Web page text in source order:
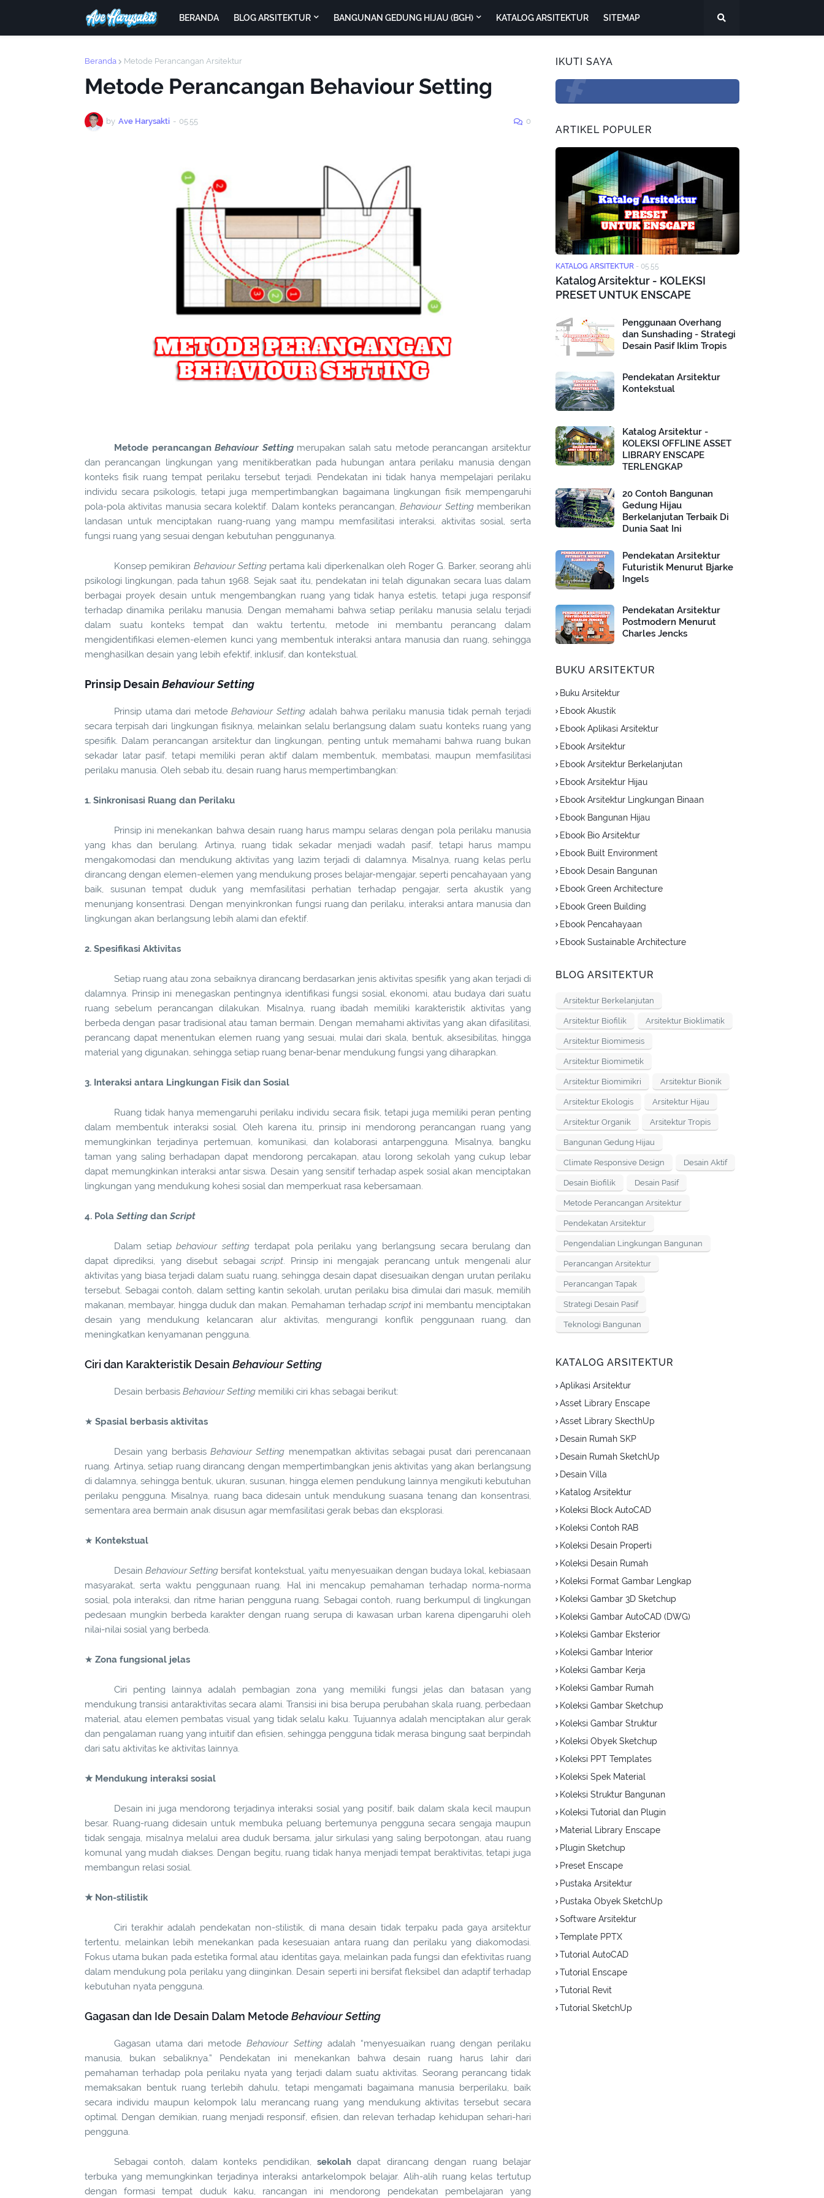
BERANDA BLOG ARSITEKTUR BANGUNAN GEDUNG HIJAU (BGH) KATALOG ARSITEKTUR SITEMAP
Beranda Metode Perancangan Arsitektur
Metode Perancangan Behaviour Setting
by Ave Harysakti - 05.55 0
Metode perancanganBehaviour Settingmerupakan salah satu metode perancangan arsitektur
dan perancangan lingkungan yang menitikberatkan pada hubungan antara perilaku manusia dengan
konteks fisik ruang tempat perilaku tersebut terjadi. Pendekatan ini tidak hanya mempelajari perilaku
individu secara psikologis, tetapi juga mempertimbangkan bagaimana lingkungan fisik mempengaruhi
pola-pola aktivitas manusia secara kolektif. Dalam konteks perancangan,Behaviour Settingmemberikan
landasan untuk menciptakan ruang-ruang yang mampu memfasilitasi interaksi, aktivitas sosial, serta
fungsi ruang yang sesuai dengan kebutuhan penggunanya.
Konsep pemikiran Behaviour Settingpertama kali diperkenalkan oleh Roger G. Barker, seorang ahli
psikologi lingkungan, pada tahun 1968. Sejak saat itu, pendekatan ini telah digunakan secara luas dalam
berbagai proyek desain untuk mengembangkan ruang yang tidak hanya estetis, tetapi juga responsif
terhadap dinamika perilaku manusia. Dengan memahami bahwa setiap perilaku manusia selalu terjadi
dalam suatu konteks tempat dan waktu tertentu, metode ini membantu perancang dalam
mengidentifikasi elemen-elemen kunci yang membentuk interaksi antara manusia dan ruang, sehingga
menghasilkan desain yang lebih efektif, inklusif, dan kontekstual.
Prinsip Desain Behaviour Setting
Prinsip utama dari metodeBehaviour Settingadalah bahwa perilaku manusia tidak pernah terjadi
secara terpisah dari lingkungan fisiknya, melainkan selalu berlangsung dalam suatu konteks ruang yang
spesifik. Dalam perancangan arsitektur dan lingkungan, penting untuk memahami bahwa ruang bukan
sekadar latar pasif, tetapi memiliki peran aktif dalam membentuk, membatasi, maupun memfasilitasi
perilaku manusia. Oleh sebab itu, desain ruang harus mempertimbangkan:
1. Sinkronisasi Ruang dan Perilaku
Prinsip ini menekankan bahwa desain ruang harus mampu selaras dengan pola perilaku manusia
yang khas dan berulang. Artinya, ruang tidak sekadar menjadi wadah pasif, tetapi harus mampu
mengakomodasi dan mendukung aktivitas yang lazim terjadi di dalamnya. Misalnya, ruang kelas perlu
dirancang dengan elemen-elemen yang mendukung proses belajar-mengajar, seperti pencahayaan yang
baik, susunan tempat duduk yang memfasilitasi perhatian terhadap pengajar, serta akustik yang
menunjang konsentrasi. Dengan menyinkronkan fungsi ruang dan perilaku, interaksi antara manusia dan
lingkungan akan berlangsung lebih alami dan efektif.
2. Spesifikasi Aktivitas
Setiap ruang atau zona sebaiknya dirancang berdasarkan jenis aktivitas spesifik yang akan terjadi di
dalamnya. Prinsip ini menegaskan pentingnya identifikasi fungsi sosial, ekonomi, atau budaya dari suatu
ruang sebelum perancangan dilakukan. Misalnya, ruang ibadah memiliki karakteristik aktivitas yang
berbeda dengan pasar tradisional atau taman bermain. Dengan memahami aktivitas yang akan difasilitasi,
perancang dapat menentukan elemen ruang yang sesuai, mulai dari skala, bentuk, aksesibilitas, hingga
material yang digunakan, sehingga setiap ruang benar-benar mendukung fungsi yang diharapkan.
3. Interaksi antara Lingkungan Fisik dan Sosial
Ruang tidak hanya memengaruhi perilaku individu secara fisik, tetapi juga memiliki peran penting
dalam membentuk interaksi sosial. Oleh karena itu, prinsip ini mendorong perancangan ruang yang
memungkinkan terjadinya pertemuan, komunikasi, dan kolaborasi antarpengguna. Misalnya, bangku
taman yang saling berhadapan dapat mendorong percakapan, atau lorong sekolah yang cukup lebar
dapat memungkinkan interaksi antar siswa. Desain yang sensitif terhadap aspek sosial akan menciptakan
lingkungan yang mendukung kohesi sosial dan memperkuat rasa kebersamaan.
4. Pola Setting dan Script
Dalam setiapbehaviour setting terdapat pola perilaku yang berlangsung secara berulang dan
dapat diprediksi, yang disebut sebagaiscript. Prinsip ini mengajak perancang untuk mengenali alur
aktivitas yang biasa terjadi dalam suatu ruang, sehingga desain dapat disesuaikan dengan urutan perilaku
tersebut. Sebagai contoh, dalam setting kantin sekolah, urutan perilaku bisa dimulai dari masuk, memilih
makanan, membayar, hingga duduk dan makan. Pemahaman terhadap scriptini membantu menciptakan
desain yang mendukung kelancaran alur aktivitas, mengurangi konflik penggunaan ruang, dan
meningkatkan kenyamanan pengguna.
Ciri dan Karakteristik Desain Behaviour Setting
Desain berbasis Behaviour Setting memiliki ciri khas sebagai berikut:
★ Spasial berbasis aktivitas
Desain yang berbasis Behaviour Setting menempatkan aktivitas sebagai pusat dari perencanaan
ruang. Artinya, setiap ruang dirancang dengan mempertimbangkan jenis aktivitas yang akan berlangsung
di dalamnya, sehingga bentuk, ukuran, susunan, hingga elemen pendukung lainnya mengikuti kebutuhan
perilaku pengguna. Misalnya, ruang baca didesain untuk mendukung suasana tenang dan konsentrasi,
sementara area bermain anak disusun agar memfasilitasi gerak bebas dan eksplorasi.
★ Kontekstual
Desain Behaviour Setting bersifat kontekstual, yaitu menyesuaikan dengan budaya lokal, kebiasaan
masyarakat, serta waktu penggunaan ruang. Hal ini mencakup pemahaman terhadap norma-norma
sosial, pola interaksi, dan ritme harian pengguna ruang. Sebagai contoh, ruang berkumpul di lingkungan
pedesaan mungkin berbeda karakter dengan ruang serupa di kawasan urban karena dipengaruhi oleh
nilai-nilai sosial yang berbeda.
★ Zona fungsional jelas
Ciri penting lainnya adalah pembagian zona yang memiliki fungsi jelas dan batasan yang
mendukung transisi antaraktivitas secara alami. Transisi ini bisa berupa perubahan skala ruang, perbedaan
material, atau elemen pembatas visual yang tidak selalu kaku. Tujuannya adalah menciptakan alur gerak
dan pengalaman ruang yang intuitif dan efisien, sehingga pengguna tidak merasa bingung saat berpindah
dari satu aktivitas ke aktivitas lainnya.
★ Mendukung interaksi sosial
Desain ini juga mendorong terjadinya interaksi sosial yang positif, baik dalam skala kecil maupun
besar. Ruang-ruang didesain untuk membuka peluang bertemunya pengguna secara sengaja maupun
tidak sengaja, misalnya melalui area duduk bersama, jalur sirkulasi yang saling berpotongan, atau ruang
komunal yang mudah diakses. Dengan begitu, ruang tidak hanya menjadi tempat beraktivitas, tetapi juga
membangun relasi sosial.
★ Non-stilistik
Ciri terakhir adalah pendekatan non-stilistik, di mana desain tidak terpaku pada gaya arsitektur
tertentu, melainkan lebih menekankan pada kesesuaian antara ruang dan perilaku yang diakomodasi.
Fokus utama bukan pada estetika formal atau identitas gaya, melainkan pada fungsi dan efektivitas ruang
dalam mendukung pola perilaku yang diinginkan. Desain seperti ini bersifat fleksibel dan adaptif terhadap
kebutuhan nyata pengguna.
Gagasan dan Ide Desain Dalam MetodeBehaviour Setting
Gagasan utama dari metodeBehaviour Settingadalah “menyesuaikan ruang dengan perilaku
manusia, bukan sebaliknya.” Pendekatan ini menekankan bahwa desain ruang harus lahir dari
pemahaman terhadap pola perilaku nyata yang terjadi dalam suatu aktivitas. Seorang perancang tidak
memaksakan bentuk ruang terlebih dahulu, tetapi mengamati bagaimana manusia berperilaku, baik
secara individu maupun kelompok lalu merancang ruang yang mendukung aktivitas tersebut secara
optimal. Dengan demikian, ruang menjadi responsif, efisien, dan relevan terhadap kehidupan sehari-hari
pengguna.
Sebagai contoh, dalam konteks pendidikan, sekolah dapat dirancang dengan ruang belajar
terbuka yang memungkinkan terjadinya interaksi antarkelompok belajar. Alih-alih ruang kelas tertutup
dengan formasi tempat duduk kaku, rancangan ini mendorong pendekatan pembelajaran yang
IKUTI SAYA
ARTIKEL POPULER
KATALOG ARSITEKTUR - 05.55
Katalog Arsitektur - KOLEKSI
PRESET UNTUK ENSCAPE
Penggunaan Overhang
dan Sunshading - Strategi
Desain Pasif Iklim Tropis
Pendekatan Arsitektur
Kontekstual
Katalog Arsitektur -
KOLEKSI OFFLINE ASSET
LIBRARY ENSCAPE
TERLENGKAP
20 Contoh Bangunan
Gedung Hijau
Berkelanjutan Terbaik Di
Dunia Saat Ini
Pendekatan Arsitektur
Futuristik Menurut Bjarke
Ingels
Pendekatan Arsitektur
Postmodern Menurut
Charles Jencks
BUKU ARSITEKTUR
Buku Arsitektur
Ebook Akustik
Ebook Aplikasi Arsitektur
Ebook Arsitektur
Ebook Arsitektur Berkelanjutan
Ebook Arsitektur Hijau
Ebook Arsitektur Lingkungan Binaan
Ebook Bangunan Hijau
Ebook Bio Arsitektur
Ebook Built Environment
Ebook Desain Bangunan
Ebook Green Architecture
Ebook Green Building
Ebook Pencahayaan
Ebook Sustainable Architecture
BLOG ARSITEKTUR
Arsitektur Berkelanjutan
Arsitektur Biofilik Arsitektur Bioklimatik
Arsitektur Biomimesis
Arsitektur Biomimetik
Arsitektur Biomimikri Arsitektur Bionik
Arsitektur Ekologis Arsitektur Hijau
Arsitektur Organik Arsitektur Tropis
Bangunan Gedung Hijau
Climate Responsive Design Desain Aktif
Desain Biofilik Desain Pasif
Metode Perancangan Arsitektur
Pendekatan Arsitektur
Pengendalian Lingkungan Bangunan
Perancangan Arsitektur
Perancangan Tapak
Strategi Desain Pasif
Teknologi Bangunan
KATALOG ARSITEKTUR
Aplikasi Arsitektur
Asset Library Enscape
Asset Library SkecthUp
Desain Rumah SKP
Desain Rumah SketchUp
Desain Villa
Katalog Arsitektur
Koleksi Block AutoCAD
Koleksi Contoh RAB
Koleksi Desain Properti
Koleksi Desain Rumah
Koleksi Format Gambar Lengkap
Koleksi Gambar 3D Sketchup
Koleksi Gambar AutoCAD (DWG)
Koleksi Gambar Eksterior
Koleksi Gambar Interior
Koleksi Gambar Kerja
Koleksi Gambar Rumah
Koleksi Gambar Sketchup
Koleksi Gambar Struktur
Koleksi Obyek Sketchup
Koleksi PPT Templates
Koleksi Spek Material
Koleksi Struktur Bangunan
Koleksi Tutorial dan Plugin
Material Library Enscape
Plugin Sketchup
Preset Enscape
Pustaka Arsitektur
Pustaka Obyek SketchUp
Software Arsitektur
Template PPTX
Tutorial AutoCAD
Tutorial Enscape
Tutorial Revit
Tutorial SketchUp